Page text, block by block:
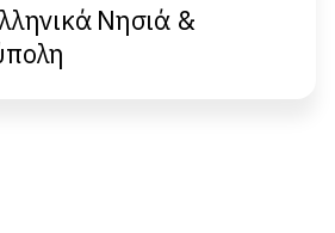
Νησιά &